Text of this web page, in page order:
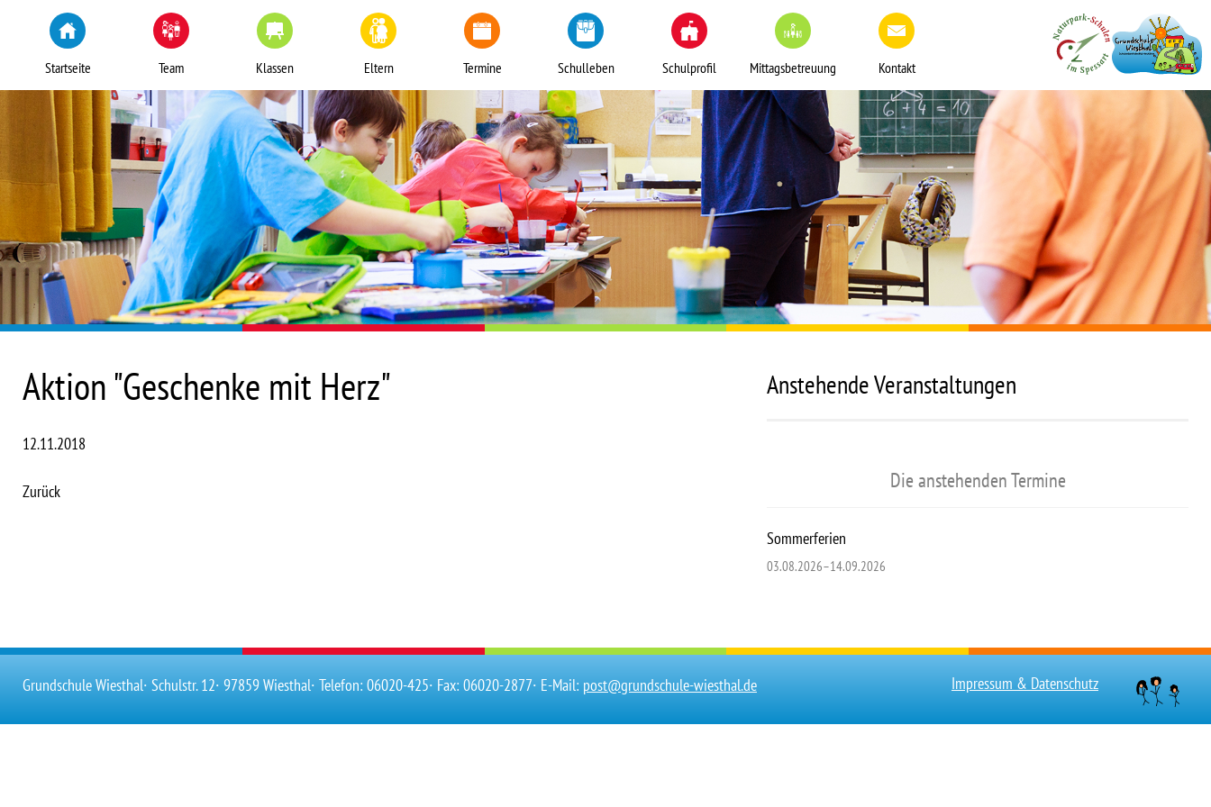
Startseite Team Klassen Eltern Termine Schulleben Schulprofil Mittagsbetreuung Kontakt
Aktion "Geschenke mit Herz"
12.11.2018
Zurück
Anstehende Veranstaltungen
Die anstehenden Termine
Sommerferien
03.08.2026–14.09.2026
Grundschule Wiesthal∙ Schulstr. 12∙ 97859 Wiesthal∙ Telefon: 06020-425∙ Fax: 06020-2877∙ E-Mail: post@grundschule-wiesthal.de Impressum & Datenschutz